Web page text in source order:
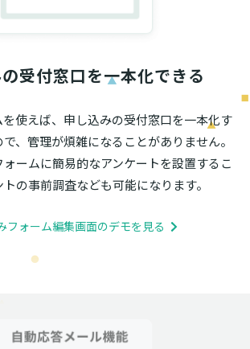
受付窓口を一本化できる
使えば、申し込みの受付窓口を一本化す
、管理が煩雑になることがありません。
ォームに簡易的なアンケートを設置するこ
の事前調査なども可能になります。
フォーム編集画面のデモを見る